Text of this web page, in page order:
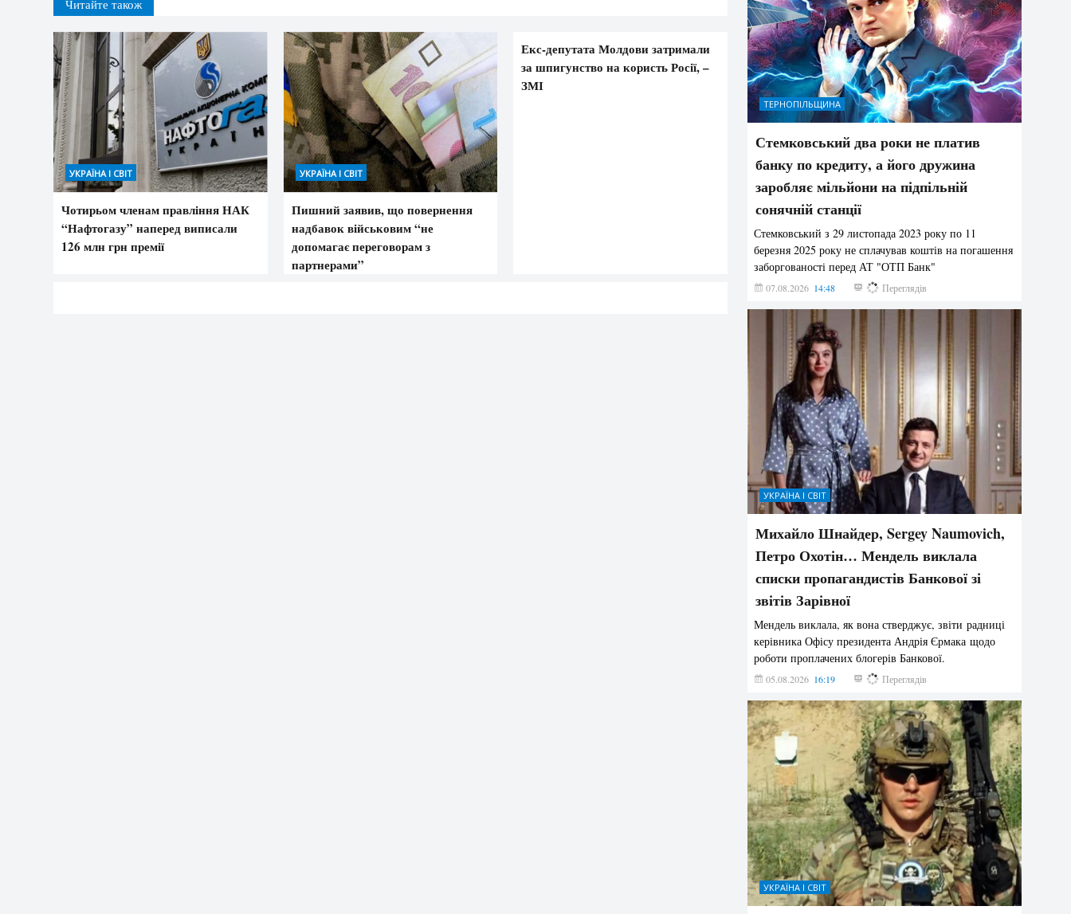
Читайте також
УКРАЇНА І СВІТ
Чотирьом членам правління НАК
“Нафтогазу” наперед виписали
126 млн грн премії
УКРАЇНА І СВІТ
Пишний заявив, що повернення
надбавок військовим “не
допомагає переговорам з
партнерами”
Екс-депутата Молдови затримали
за шпигунство на користь Росії, –
ЗМІ
ТЕРНОПІЛЬЩИНА
Стемковський два роки не платив
банку по кредиту, а його дружина
заробляє мільйони на підпільній
сонячній станції
Стемковський з 29 листопада 2023 року по 11
березня 2025 року не сплачував коштів на погашення
заборгованості перед АТ "ОТП Банк"
07.08.2026 14:48 366 Переглядів
УКРАЇНА І СВІТ
Михайло Шнайдер, Sergey Naumovich,
Петро Охотін… Мендель виклала
списки пропагандистів Банкової зі
звітів Зарівної
Мендель виклала, як вона стверджує, звіти радниці
керівника Офісу президента Андрія Єрмака щодо
роботи проплачених блогерів Банкової.
05.08.2026 16:19 234 Переглядів
УКРАЇНА І СВІТ